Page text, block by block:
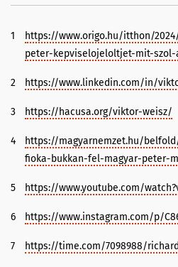
1
https://www.origo.hu/itthon/
peter-kepviselojeloltjet-mit-szol-
2 https://www.linkedin.com/in/
3 https://hacusa.org/viktor-weisz/
4
https://magyarnemzet.hu/
fioka-bukkan-fel-magyar-peter-
5 https://www.youtube.com/
6 https://www.instagram.com/p/
7 https://time.com/7098988/